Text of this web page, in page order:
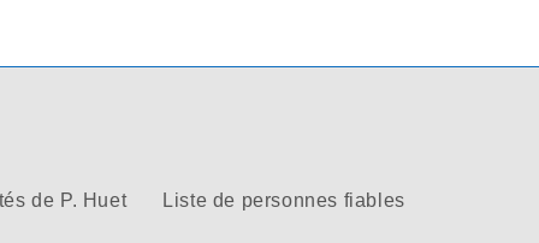
de P. Huet Liste de personnes fiables